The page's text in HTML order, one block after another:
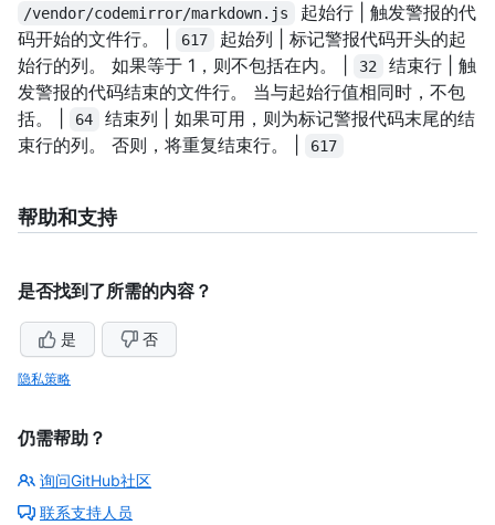
/vendor/codemirror/markdown.js
起始行 | 触发警报的代
码开始的文件行。 |
617
起始列 | 标记警报代码开头的起
始行的列。 如果等于 1，则不包括在内。 |
32
结束行 | 触
发警报的代码结束的文件行。 当与起始行值相同时，不包
括。 |
64
结束列 | 如果可用，则为标记警报代码末尾的结
束行的列。 否则，将重复结束行。 |
617
帮助和支持
是否找到了所需的内容？
是 否
隐私策略
仍需帮助？
询问GitHub社区
联系支持人员